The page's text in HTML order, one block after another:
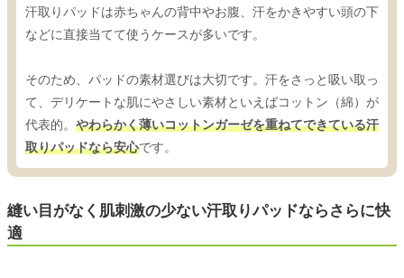
汗取りパッドは赤ちゃんの背中やお腹、汗をかきやすい頭の下
などに直接当てて使うケースが多いです。
そのため、パッドの素材選びは大切です。汗をさっと吸い取っ
て、デリケートな肌にやさしい素材といえばコットン（綿）が
代表的。 やわらかく薄いコットンガーゼを重ねてできている汗
取りパッドなら安心です。
縫い目がなく肌刺激の少ない汗取りパッドならさらに快
適